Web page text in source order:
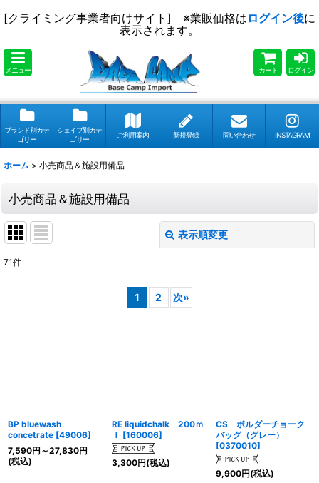
[クライミング事業者向けサイト] ※業販価格は ログイン後に
表示されます。
メニュー カート ログイン
ブランド別カテ
ゴリー
シェイプ別カテ
ゴリー
ご利用案内 新規登録 問い合わせ INSTAGRAM
ホーム > 小売商品＆施設用備品
小売商品＆施設用備品
表示順変更
71件
1 2 次»
BP bluewash
concetrate [49006]
7,590円 ～27,830円
(税込)
RE liquidchalk 200ｍ
ｌ [160006]
3,300円(税込)
CS ボルダーチョーク
バッグ（グレー）
[0370010]
9,900円(税込)